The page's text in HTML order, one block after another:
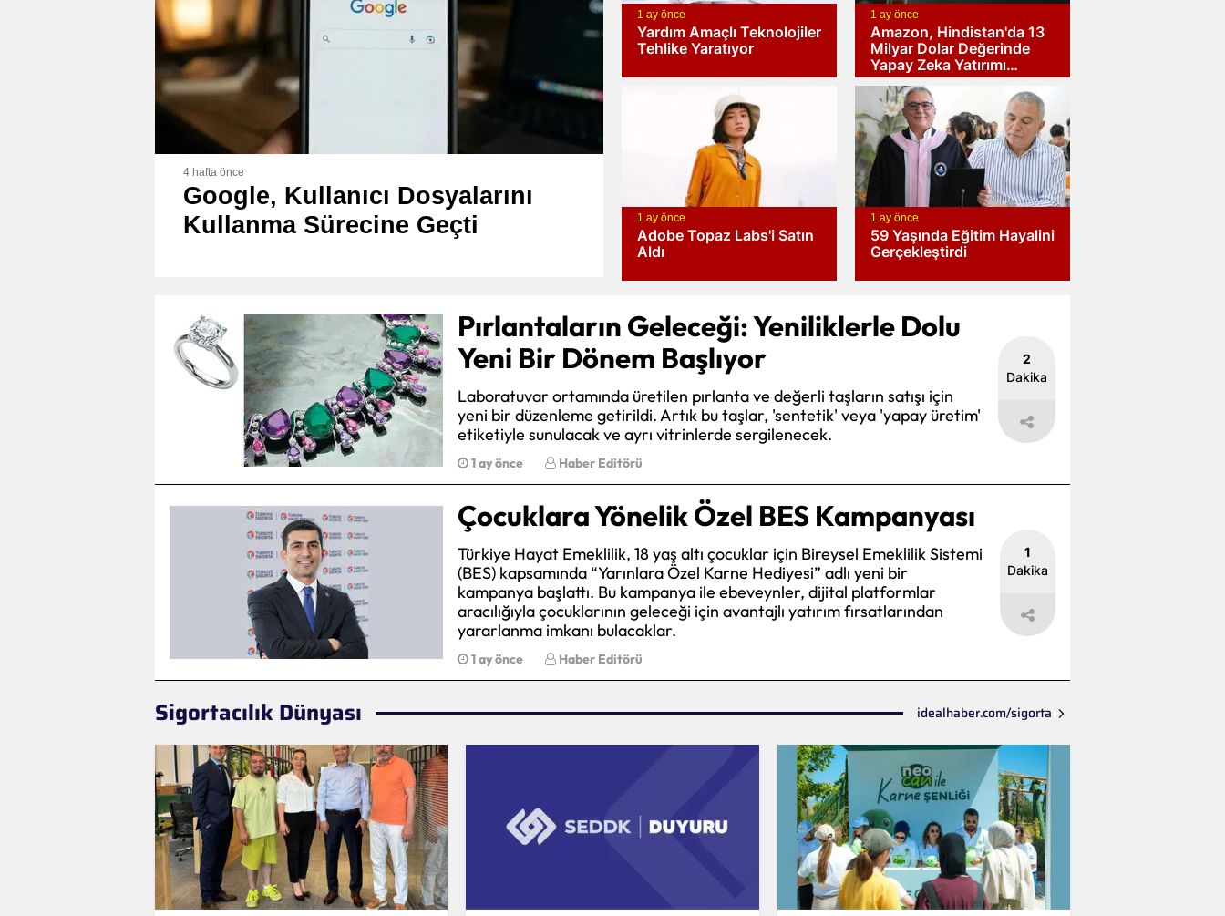
Erzincan
Gaziantep
Gümüşhane
Hakkari
Hatay
Isparta
Mersin
İstanbul
İzmir
Kars
Kastamonu
Kayseri
Kırklareli
4 hafta önce
Google, Kullanıcı Dosyalarını
Kullanma Sürecine Geçti
1 ay önce
Yardım Amaçlı Teknolojiler
Tehlike Yaratıyor
1 ay önce
Amazon, Hindistan'da 13
Milyar Dolar Değerinde
Yapay Zeka Yatırımı
Gerçekleştiriyor
1 ay önce
Adobe Topaz Labs'i Satın
Aldı
1 ay önce
59 Yaşında Eğitim Hayalini
Gerçekleştirdi
Pırlantaların Geleceği: Yeniliklerle Dolu
Yeni Bir Dönem Başlıyor
Laboratuvar ortamında üretilen pırlanta ve değerli taşların satışı için
yeni bir düzenleme getirildi. Artık bu taşlar, 'sentetik' veya 'yapay üretim'
etiketiyle sunulacak ve ayrı vitrinlerde sergilenecek.
1 ay önce Haber Editörü
2
Dakika
Çocuklara Yönelik Özel BES Kampanyası
Türkiye Hayat Emeklilik, 18 yaş altı çocuklar için Bireysel Emeklilik Sistemi
(BES) kapsamında “Yarınlara Özel Karne Hediyesi” adlı yeni bir
kampanya başlattı. Bu kampanya ile ebeveynler, dijital platformlar
aracılığıyla çocuklarının geleceği için avantajlı yatırım fırsatlarından
yararlanma imkanı bulacaklar.
1 ay önce Haber Editörü
1
Dakika
Sigortacılık Dünyası idealhaber.com/sigorta